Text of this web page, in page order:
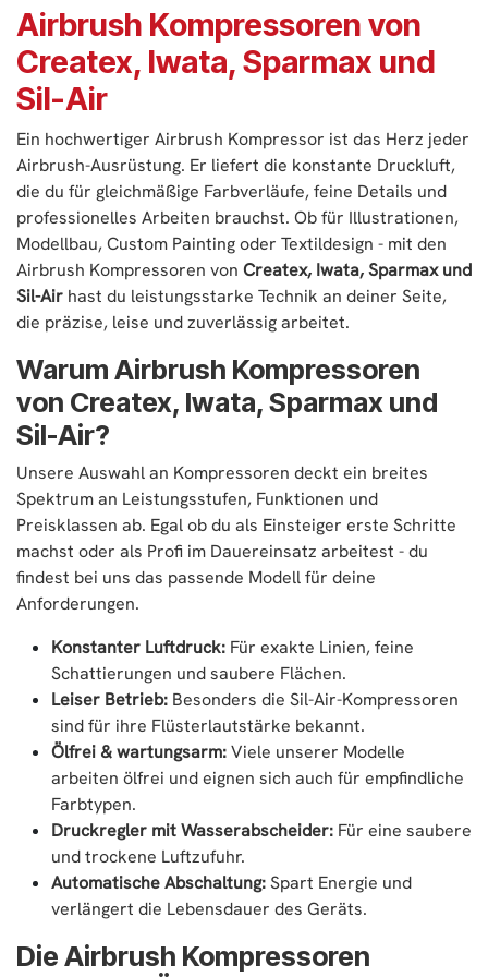
Abmessung: 28 x 16 x 27.5
cm
Airbrushpistolen
– Ein-/Ausschalter
– Eingebauter
Airbrushhalter
– Max. Druck: 4.2 bar / 60
PSI
– Luftleistung: 34 l/min
– Lautstärke: 55 dBA
– Gewicht: 7.9 kg
– Abmessung: 26.5 x 31 x
15.5 cm
– 4 m Luftschlauch
Luftschlauch passend für
iwata Airbrushpistolen
– Ein-/Ausschalter
– Wasserabscheider
– Eingebauter
Airbrushhalter
Technische Daten:
– Motor: 220 W
– Max. Druck: 4.2 bar / 60
PSI
– Luftleistung: 39 l/min
– Lautstärke: 55 dBA
– Lufttank: 0.5 l
– Gewicht: 7.1 kg
– Abmessung: 28 x 16 x 27.5
cm
– 3 m Luftschlauch
kompakt, hat aber trotzdem
die nötige Power um
Airbrushpistolen mit hohem
Farbfluß, wie die der iwata
Power Jet Pro der
vielseitigste Kompressor der
iwata Studio Serie.
Eigenschaften:
– Wartungs- und ölfreier
DUAL Kolbenkompressor
– Druckregler,
Wasserabscheider &
Manometer am Gehäuse
– 2 Liter Lufttank für
Arbeiten bei höherem Druck
und maximaler
– Kein Pulsieren des
Luftstroms bei jedem
Arbeitsdruck
– ZWEIFACH Druckregler für
– ZWEIFACH
Schnellkupplungsanschlüsse
– Schützendes Gehäuse
– Hochfester Polyurethan-
Schlauch passend für iwata
Airbrushpistolen
– 2 eingebaute
Motor: 125 W
Max. Druck: 4.8 bar
Luftleistung: 34 l/min
Lautstärke: 55 dB(A)
Lufttank: 2 l
Gewicht: 11.9 kg
Abmessungen: 33 x 23 x 18
cm
3 m Luftschlauch inkl.
ZWEIFACH Druckregler,
ZWEIFACH
Manometer
Airbrush Kompressoren von
Createx, Iwata, Sparmax und
Sil-Air
Ein hochwertiger Airbrush Kompressor ist das Herz jeder
Airbrush-Ausrüstung. Er liefert die konstante Druckluft,
die du für gleichmäßige Farbverläufe, feine Details und
professionelles Arbeiten brauchst. Ob für Illustrationen,
Modellbau, Custom Painting oder Textildesign - mit den
Airbrush Kompressoren von Createx, Iwata, Sparmax und
Sil-Air hast du leistungsstarke Technik an deiner Seite,
die präzise, leise und zuverlässig arbeitet.
Warum Airbrush Kompressoren
von Createx, Iwata, Sparmax und
Sil-Air?
Unsere Auswahl an Kompressoren deckt ein breites
Spektrum an Leistungsstufen, Funktionen und
Preisklassen ab. Egal ob du als Einsteiger erste Schritte
machst oder als Profi im Dauereinsatz arbeitest - du
findest bei uns das passende Modell für deine
Anforderungen.
Konstanter Luftdruck: Für exakte Linien, feine
Schattierungen und saubere Flächen.
Leiser Betrieb: Besonders die Sil-Air-Kompressoren
sind für ihre Flüsterlautstärke bekannt.
Ölfrei & wartungsarm:Viele unserer Modelle
arbeiten ölfrei und eignen sich auch für empfindliche
Farbtypen.
Druckregler mit Wasserabscheider: Für eine saubere
und trockene Luftzufuhr.
Automatische Abschaltung:Spart Energie und
verlängert die Lebensdauer des Geräts.
Die Airbrush Kompressoren